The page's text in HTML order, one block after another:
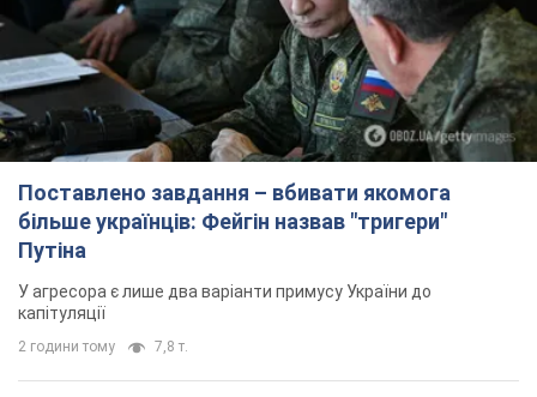
2 години тому 7,8 т.
Армія РФ знищила підприємство Kromberg &
Schubert у Житомирі. Фото
Коли поновить роботу підприємство, наразі невідомо
3 години тому 11,2 т.
Києво-Печерську лавру закриють 80-метровим
"монстром"? Чому влада Києва відмовилась
зупиняти будівництво хмарочоса
"московського вірянина"
Яка реакція Кличка на петицію щодо скасування будівництва
6 годин тому 67,5 т.